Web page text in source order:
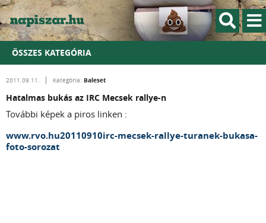
ÖSSZES KATEGÓRIA
2011.09.11. Kategória: Baleset
Hatalmas bukás az IRC Mecsek rallye-n
További képek a piros linken :
www.rvo.hu20110910irc-mecsek-rallye-turanek-bukasa-
foto-sorozat